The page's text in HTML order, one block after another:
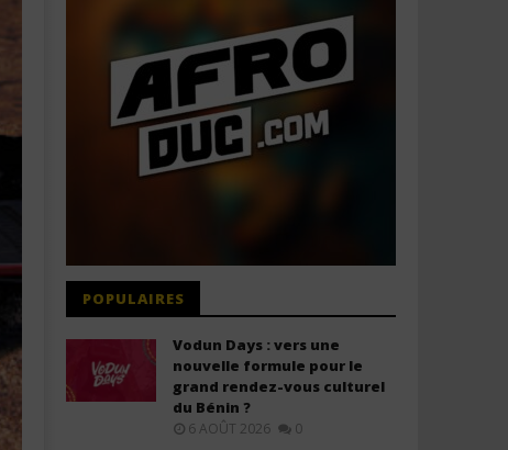
POPULAIRES
Vodun Days : vers une
nouvelle formule pour le
grand rendez-vous culturel
du Bénin ?
6 AOÛT 2026 0